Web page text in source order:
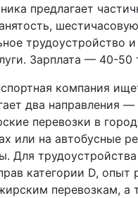
предлагает
трудоустройство и
Зарплата — 40-50
компания
два направления —
перевозки в
или на автобусные
Для
категории D, опыт
перевозкам, а